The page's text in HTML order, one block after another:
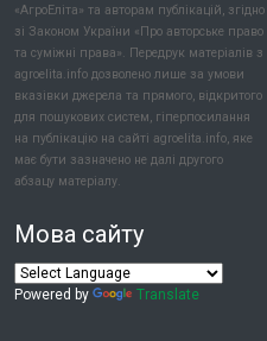
«АгроЕліта» та авторам публікацій, згідно
зі Законом України «Про авторське право
та суміжні права». Передрук матеріалів з
agroelita.info дозволено лише за умови
вказівки джерела та прямого, відкритого
для пошукових систем, гіперпосилання
на публікацію на сайті agroelita.info, яке
має бути зазначено не далі другого
абзацу матеріалу.
Мова сайту
Powered by Translate